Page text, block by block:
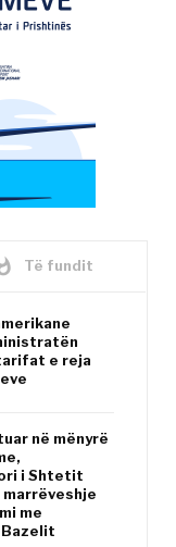
Të fundit
e reja
në mënyrë
i Shtetit
marrëveshje
me